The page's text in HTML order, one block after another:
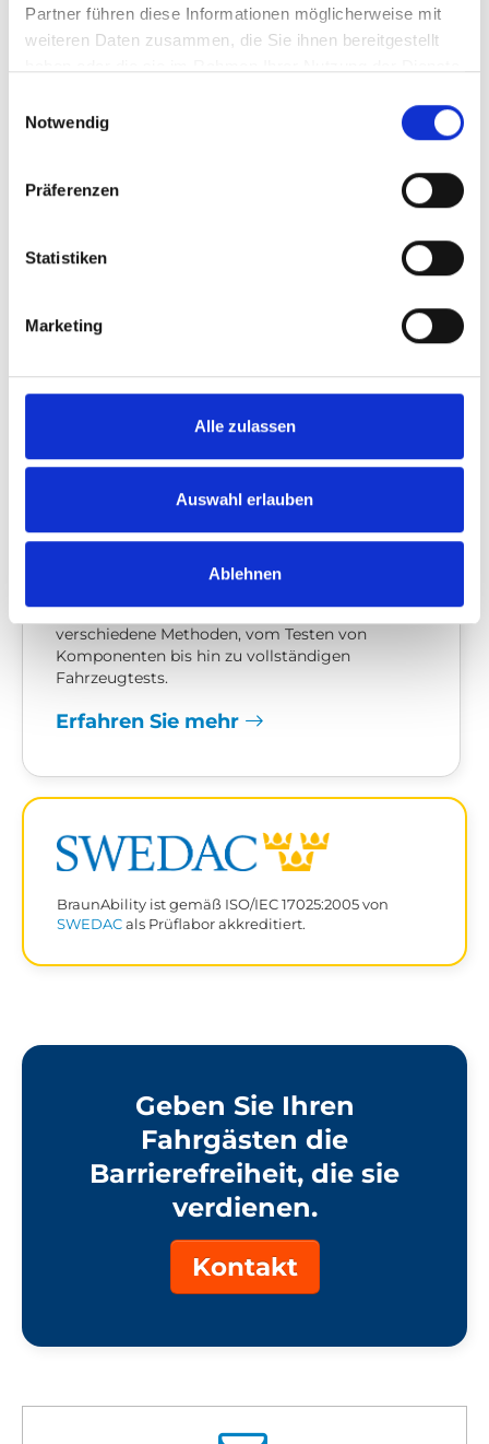
Partner führen diese Informationen möglicherweise mit
weiteren Daten zusammen, die Sie ihnen bereitgestellt
Notwendig
Präferenzen
Statistiken
Marketing
Alle zulassen
Auswahl erlauben
Ablehnen
ISO 10542
Gurtverankerung
ECE R14
Rollstuhllift
So testen wir
Alle unsere Produkte werden getestet, um
sowohl den Anforderungen der Branche, als
entsprechen. Je nach Produkttyp verwenden wir
verschiedene Methoden, vom Testen von
Komponenten bis hin zu vollständigen
Fahrzeugtests.
Erfahren Sie mehr
BraunAbility ist gemäß ISO/IEC 17025:2005 von
SWEDAC als Prüflabor akkreditiert.
Geben Sie Ihren
Fahrgästen die
Barrierefreiheit, die sie
verdienen.
Kontakt